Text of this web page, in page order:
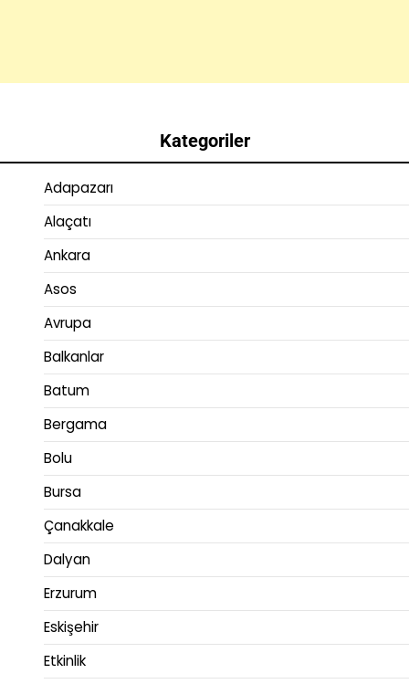
Kategoriler
Adapazarı
Alaçatı
Ankara
Asos
Avrupa
Balkanlar
Batum
Bergama
Bolu
Bursa
Çanakkale
Dalyan
Erzurum
Eskişehir
Etkinlik